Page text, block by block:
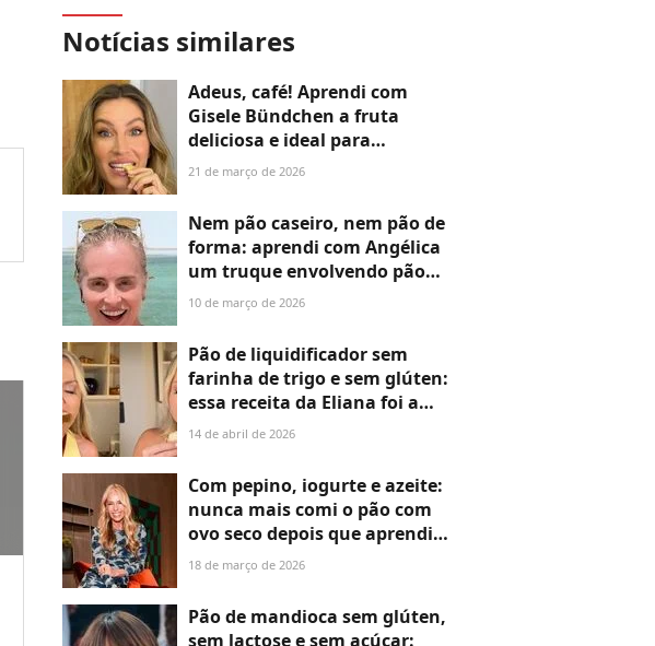
Notícias similares
Adeus, café! Aprendi com
Gisele Bündchen a fruta
deliciosa e ideal para
substituir a bebida antes do
minha ansiedade
21 de março de 2026
Nem pão caseiro, nem pão de
forma: aprendi com Angélica
um truque envolvendo pão
sem glúten no café da manhã
10 de março de 2026
Pão de liquidificador sem
farinha de trigo e sem glúten:
essa receita da Eliana foi a
salvação da minha dieta e
estufado depois do café da
manhã
14 de abril de 2026
Com pepino, iogurte e azeite:
nunca mais comi o pão com
ovo seco depois que aprendi
esse patê fitness com Adriane
par ao pós-treino
18 de março de 2026
Pão de mandioca sem glúten,
sem lactose e sem açúcar: